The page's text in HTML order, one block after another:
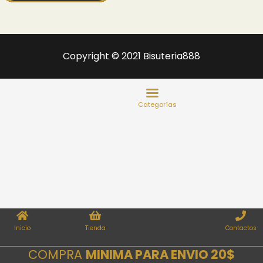
Copyright © 2021 Bisuteria888
Inicio Tienda Contactos
COMPRA MINIMA PARA ENVIO 20$